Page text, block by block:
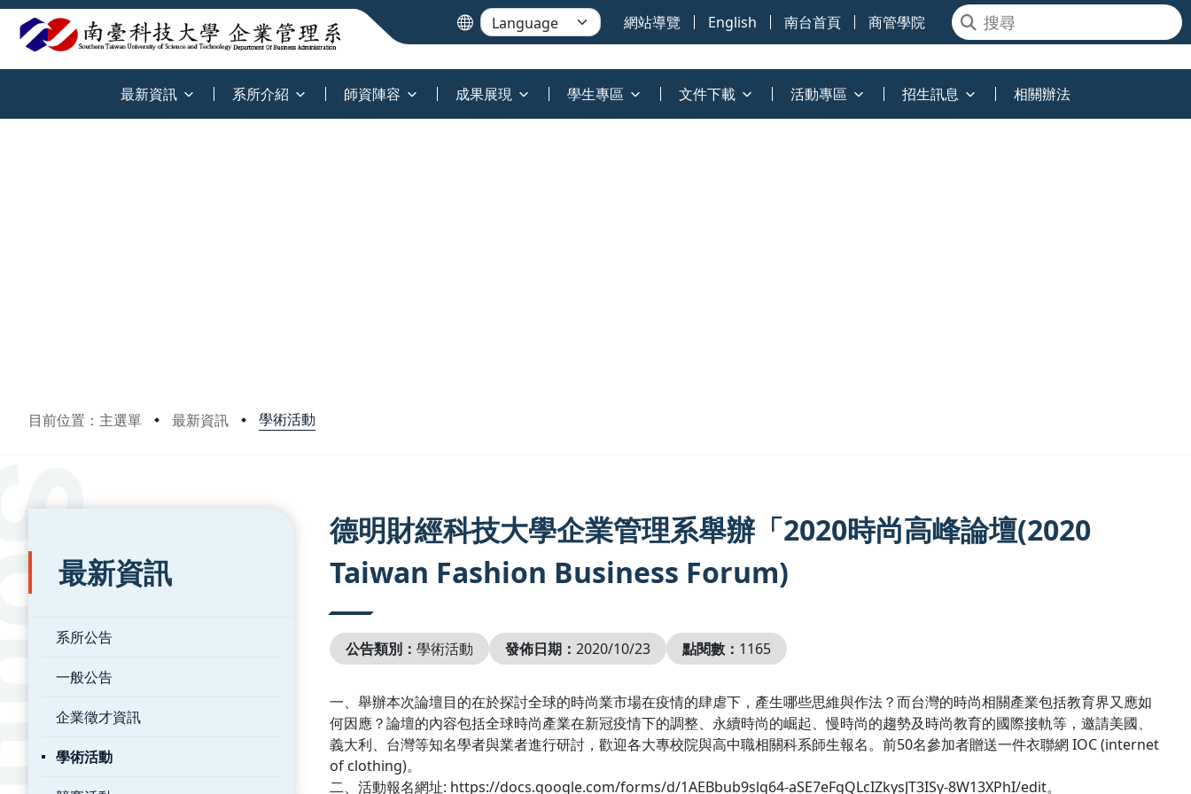
網站導覽 English 南台首頁 商管學院
最新資訊 系所介紹 師資陣容 成果展現 學生專區 文件下載 活動專區 招生訊息 相關辦法
目前位置：主選單 最新資訊 學術活動
:::
最新資訊
系所公告
一般公告
企業徵才資訊
學術活動
德明財經科技大學企業管理系舉辦「2020時尚高峰論壇(2020
Taiwan Fashion Business Forum)
公告類別： 學術活動 發佈日期： 2020/10/23 點閱數： 1165
一、舉辦本次論壇目的在於探討全球的時尚業市場在疫情的肆虐下，產生哪些思維與作法？而台灣的時尚相關產業包括教育界又應如
何因應？論壇的內容包括全球時尚產業在新冠疫情下的調整、永續時尚的崛起、慢時尚的趨勢及時尚教育的國際接軌等，邀請美國、
義大利、台灣等知名學者與業者進行研討，歡迎各大專校院與高中職相關科系師生報名。前50名參加者贈送一件衣聯網 IOC (internet
of clothing)。
二、活動報名網址: https://docs.google.com/forms/d/1AEBbub9slq64-aSE7eFgQLcIZkysJT3ISy-8W13XPhI/edit。